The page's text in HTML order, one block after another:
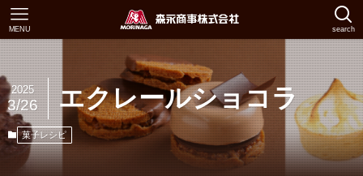
search
MENU
エクレールショコラ
2025
3/26
菓子レシピ